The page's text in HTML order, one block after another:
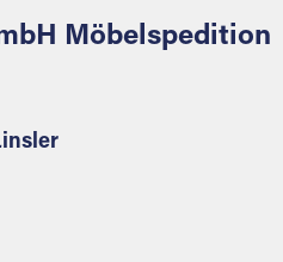
Möbelspedition